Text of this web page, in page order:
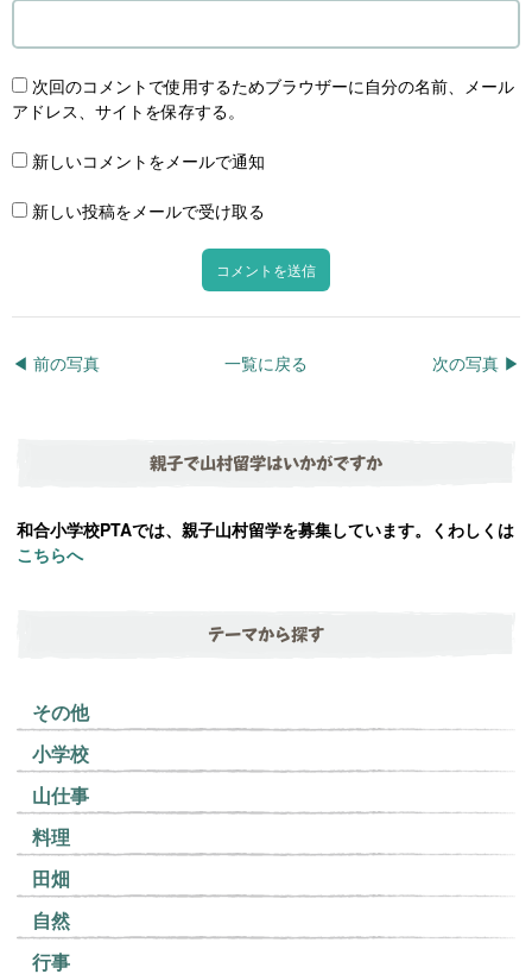
次回のコメントで使用するためブラウザーに自分の名前、メール
アドレス、サイトを保存する。
新しいコメントをメールで通知
新しい投稿をメールで受け取る
◀︎ 前の写真 次の写真 ▶︎
一覧に戻る
親子で山村留学はいかがですか
和合小学校PTAでは、親子山村留学を募集しています。くわしくは
こちらへ
テーマから探す
その他
小学校
山仕事
料理
田畑
自然
行事